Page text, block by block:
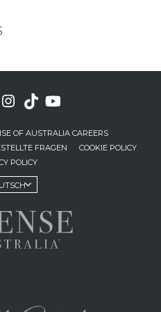
OF AUSTRALIA CAREERS
FRAGEN
COOKIE POLICY
POLICY